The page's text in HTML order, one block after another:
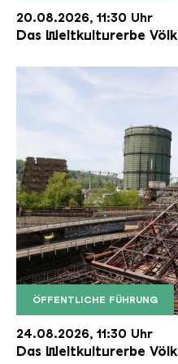
20.08.2026, 11:30 Uhr
Das Weltkulturerbe
ÖFFENTLICHE FÜHRUNG
Der Erzschrägaufzug
Copyright:
24.08.2026, 11:30 Uhr
Das Weltkulturerbe